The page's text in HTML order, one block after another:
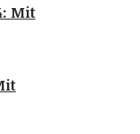
Mit